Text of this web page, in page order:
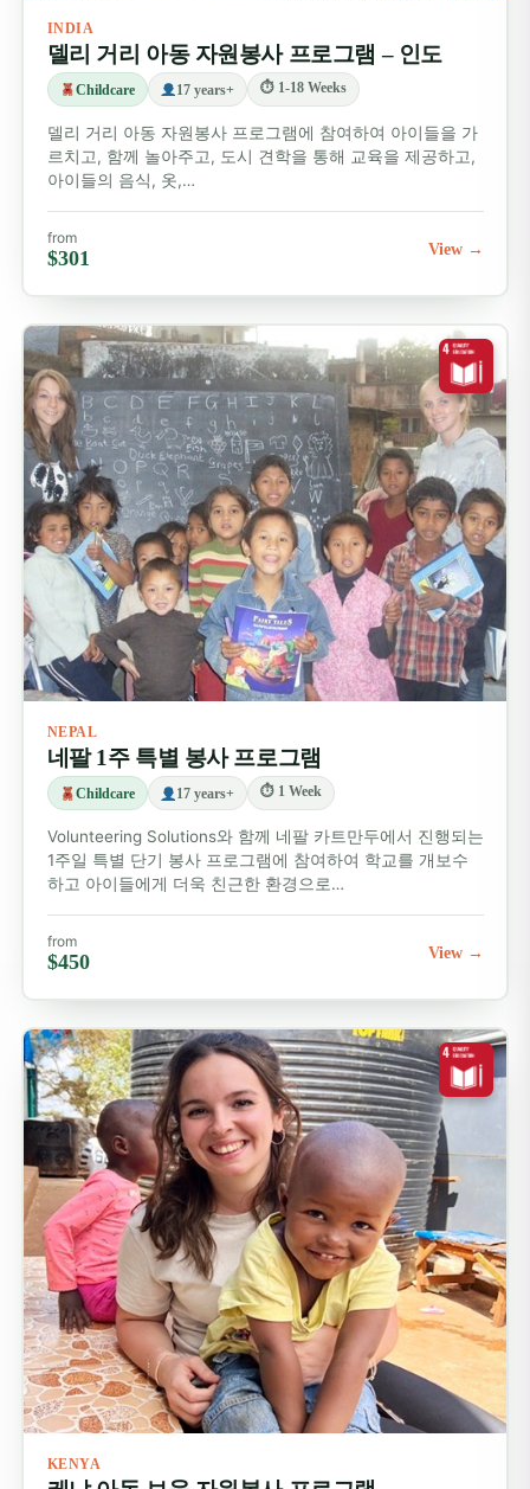
INDIA
델리 거리 아동 자원봉사 프로그램 – 인도
Childcare 17 years+ ⏱ 1-18 Weeks
델리 거리 아동 자원봉사 프로그램에 참여하여 아이들을 가
르치고, 함께 놀아주고, 도시 견학을 통해 교육을 제공하고,
아이들의 음식, 옷,…
from
$301 View →
NEPAL
네팔 1주 특별 봉사 프로그램
Childcare 17 years+ ⏱ 1 Week
Volunteering Solutions와 함께 네팔 카트만두에서 진행되는
1주일 특별 단기 봉사 프로그램에 참여하여 학교를 개보수
하고 아이들에게 더욱 친근한 환경으로…
from
$450 View →
KENYA